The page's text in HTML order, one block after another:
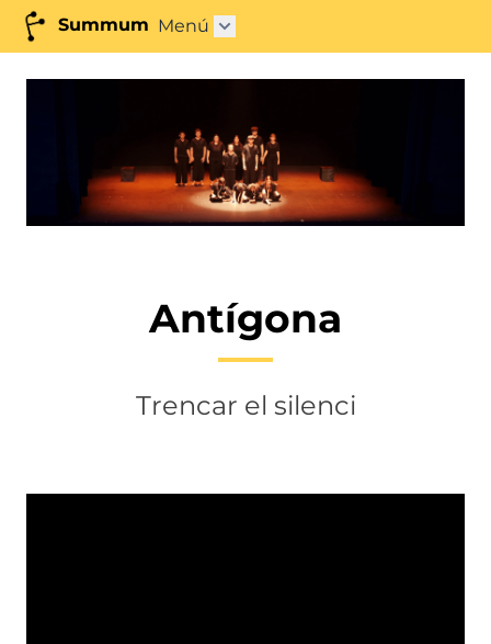
Summum Menú Obrir submenú"
Antígona
Trencar el silenci